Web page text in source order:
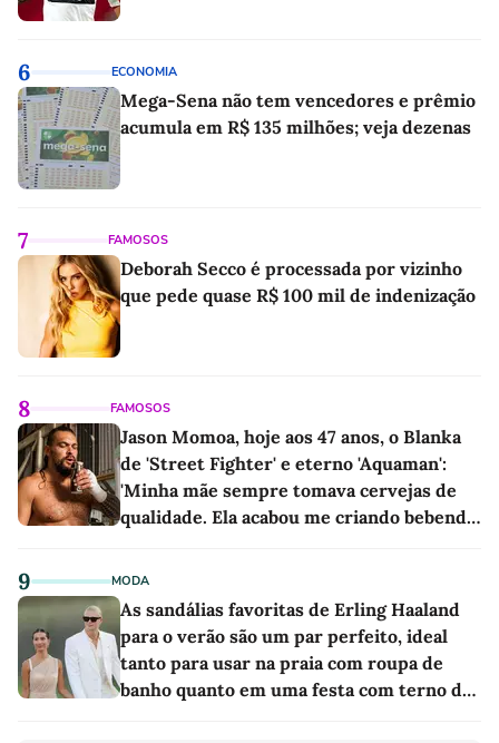
6 ECONOMIA
Mega-Sena não tem vencedores e prêmio
acumula em R$ 135 milhões; veja dezenas
7 FAMOSOS
Deborah Secco é processada por vizinho
que pede quase R$ 100 mil de indenização
8 FAMOSOS
Jason Momoa, hoje aos 47 anos, o Blanka
de 'Street Fighter' e eterno 'Aquaman':
'Minha mãe sempre tomava cervejas de
qualidade. Ela acabou me criando bebendo
9 MODA
As sandálias favoritas de Erling Haaland
para o verão são um par perfeito, ideal
tanto para usar na praia com roupa de
banho quanto em uma festa com terno de